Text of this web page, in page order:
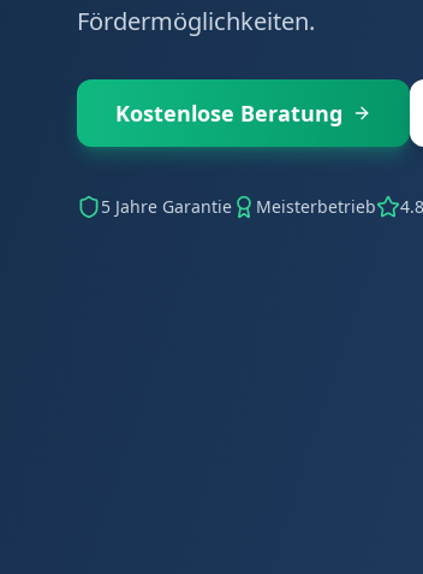
Fördermöglichkeiten.
Kostenlose Beratung
5 Jahre Garantie Meisterbetrieb